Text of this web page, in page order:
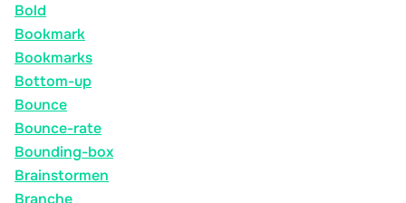
Bold
Bookmark
Bookmarks
Bottom-up
Bounce
Bounce-rate
Bounding-box
Brainstormen